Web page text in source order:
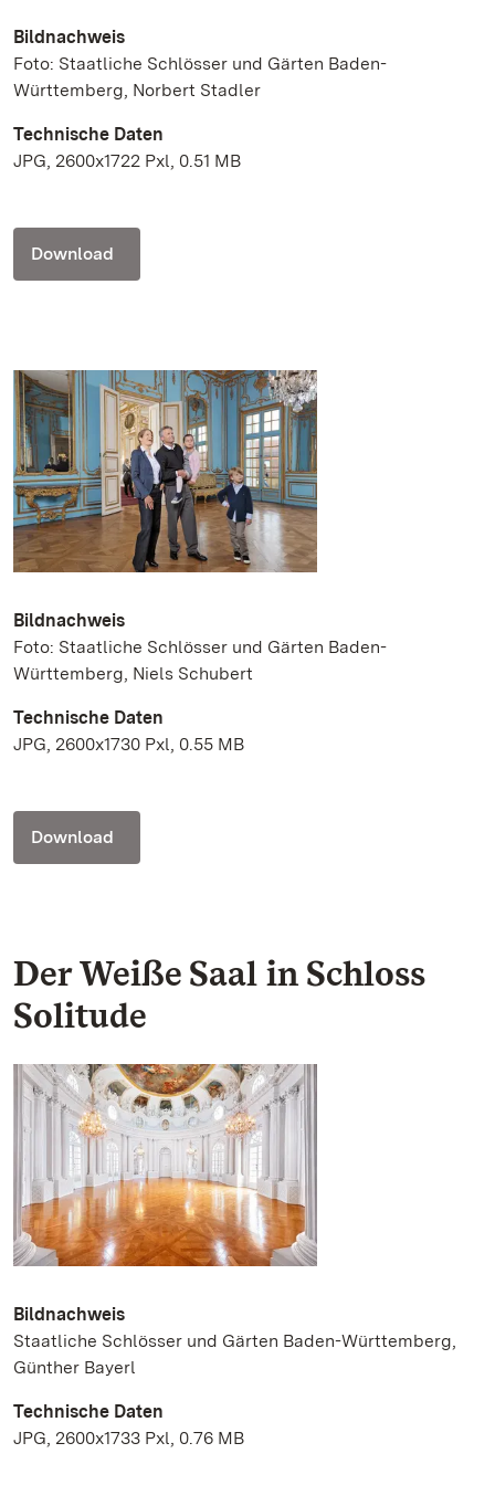
Bildnachweis
Foto: Staatliche Schlösser und Gärten Baden-
Württemberg, Norbert Stadler
Technische Daten
JPG, 2600x1722 Pxl, 0.51 MB
Download
Bildnachweis
Foto: Staatliche Schlösser und Gärten Baden-
Württemberg, Niels Schubert
Technische Daten
JPG, 2600x1730 Pxl, 0.55 MB
Download
Der Weiße Saal in Schloss
Solitude
Bildnachweis
Staatliche Schlösser und Gärten Baden-Württemberg,
Günther Bayerl
Technische Daten
JPG, 2600x1733 Pxl, 0.76 MB